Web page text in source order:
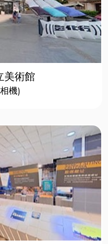
美術館
機)​​